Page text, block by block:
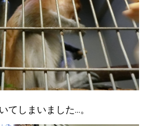
てしまいました...。